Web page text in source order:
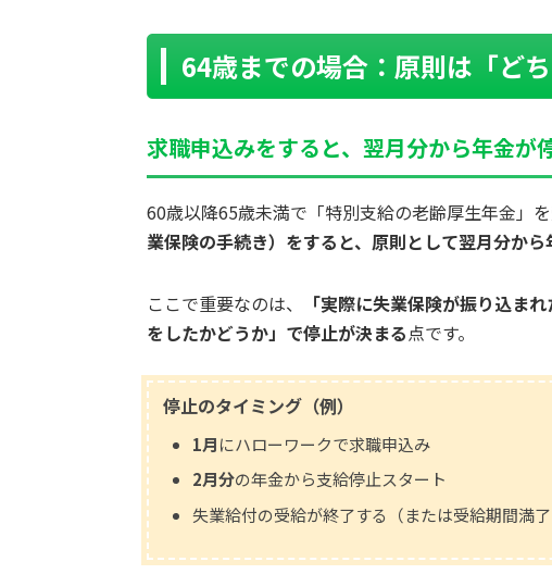
64歳までの場合：原則は「ど
求職申込みをすると、翌月分から年金が
60歳以降65歳未満で「特別支給の老齢厚生年金」
業保険の手続き）をすると、原則として翌月分か
ここで重要なのは、
「実際に失業保険が振り込ま
をしたかどうか」で停止が決まる点です。
停止のタイミング（例）
1月にハローワークで求職申込み
2月分の年金から支給停止スタート
失業給付の受給が終了する（または受給期間満